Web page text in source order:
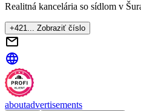
Realitná kancelária so sídlom v
+421... Zobraziť číslo
aboutadvertisements